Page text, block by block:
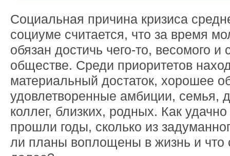
Социальная причина кризиса
социуме считается, что за время
обязан достичь чего-то, весомого и
обществе. Среди приоритетов
материальный достаток, хорошее
удовлетворенные амбиции, семья,
коллег, близких, родных. Как
прошли годы, сколько из
ли планы воплощены в жизнь и что